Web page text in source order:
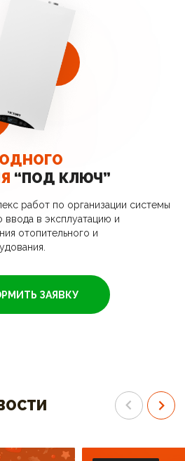
“ПОД КЛЮЧ”
работ по организации системы
ввода в эксплуатацию и
отопительного и
ЗАЯВКУ